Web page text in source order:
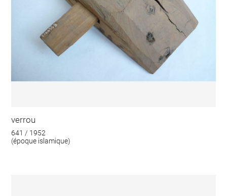
verrou
641 / 1952
(époque islamique)